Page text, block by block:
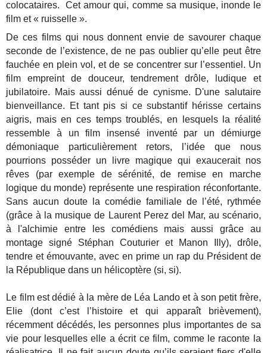
colocataires. Cet amour qui, comme sa musique, inonde le
film et « ruisselle ».
De ces films qui nous donnent envie de savourer chaque
seconde de l’existence, de ne pas oublier qu’elle peut être
fauchée en plein vol, et de se concentrer sur l’essentiel. Un
film empreint de douceur, tendrement drôle, ludique et
jubilatoire. Mais aussi dénué de cynisme. D'une salutaire
bienveillance. Et tant pis si ce substantif hérisse certains
aigris, mais en ces temps troublés, en lesquels la réalité
ressemble à un film insensé inventé par un démiurge
démoniaque particulièrement retors, l’idée que nous
pourrions posséder un livre magique qui exaucerait nos
rêves (par exemple de sérénité, de remise en marche
logique du monde) représente une respiration réconfortante.
Sans aucun doute la comédie familiale de l’été, rythmée
(grâce à la musique de Laurent Perez del Mar, au scénario,
à l'alchimie entre les comédiens mais aussi grâce au
montage signé Stéphan Couturier et Manon Illy), drôle,
tendre et émouvante, avec en prime un rap du Président de
la République dans un hélicoptère (si, si).
Le film est dédié à la mère de Léa Lando et à son petit frère,
Elie (dont c’est l’histoire et qui apparaît brièvement),
récemment décédés, les personnes plus importantes de sa
vie pour lesquelles elle a écrit ce film, comme le raconte la